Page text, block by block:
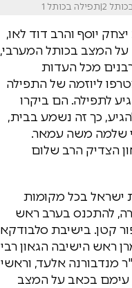
1
יוסף והרב דוד לאו,
על המצב בכותל המערבי,
מכל העדות
ליוזמה של התפילה
לתפילה. הם ביקרו
כך זה נשמע בבית,
שלמה משה עמאר.
הצדיק הרב שלום
ישראל בכל מקומות
להתכנס בערב ראש
קטן. בישיבת סלבודקא
ראש הישיבה הגאון רבי
מנדבורנה אלעד, וראשי
עימם בכאב על המצב